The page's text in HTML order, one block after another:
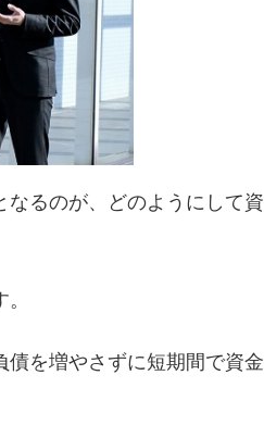
るのが、どのようにして資
債を増やさずに短期間で資金